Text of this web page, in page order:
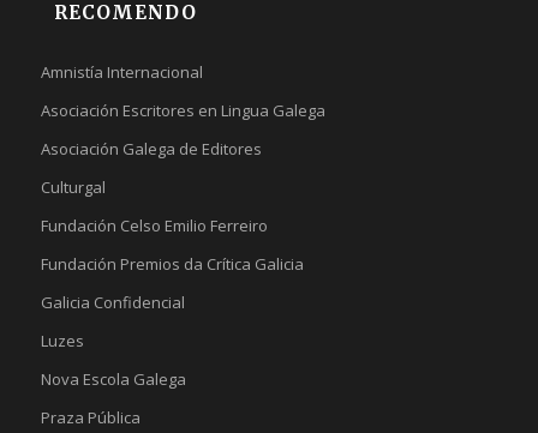
RECOMENDO
Amnistía Internacional
Asociación Escritores en Lingua Galega
Asociación Galega de Editores
Culturgal
Fundación Celso Emilio Ferreiro
Fundación Premios da Crítica Galicia
Galicia Confidencial
Luzes
Nova Escola Galega
Praza Pública